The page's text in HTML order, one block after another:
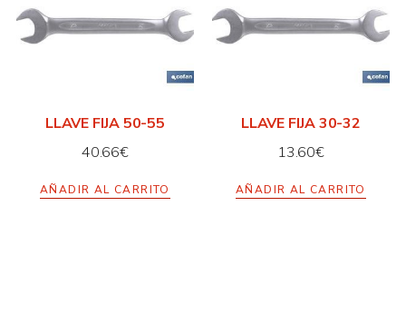
LLAVE FIJA 50-55
40.66€
AÑADIR AL CARRITO
LLAVE FIJA 30-32
13.60€
AÑADIR AL CARRITO